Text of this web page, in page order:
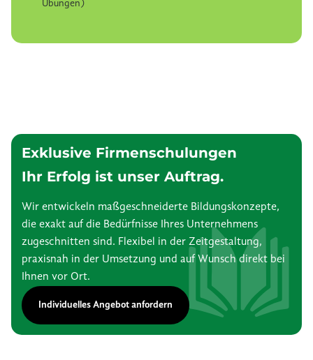
Übungen)
Exklusive Firmenschulungen
Ihr Erfolg ist unser Auftrag.
Wir entwickeln maßgeschneiderte Bildungskonzepte,
die exakt auf die Bedürfnisse Ihres Unternehmens
zugeschnitten sind. Flexibel in der Zeitgestaltung,
praxisnah in der Umsetzung und auf Wunsch direkt bei
Ihnen vor Ort.
Individuelles Angebot anfordern